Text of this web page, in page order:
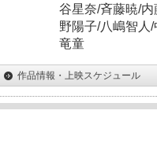
谷星奈/斉藤暁/
野陽子/八嶋智人
竜童
作品情報・上映スケジュール